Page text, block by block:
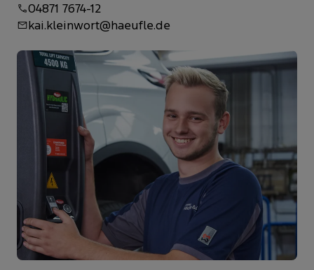
04871 7674-12
kai.kleinwort@haeufle.de